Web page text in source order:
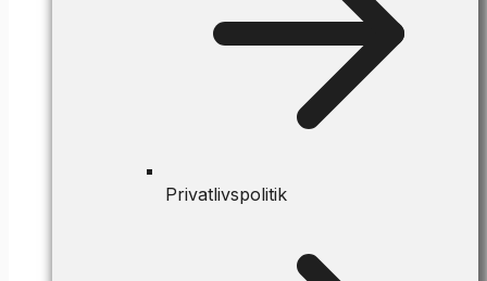
Privatlivspolitik